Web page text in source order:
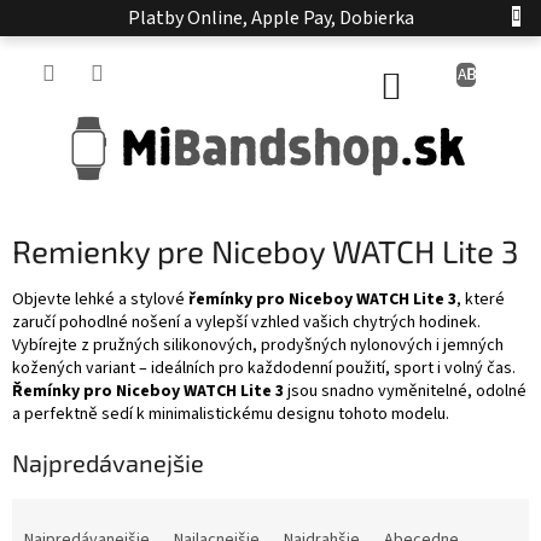
na
Platby Online, Apple Pay, Dobierka
NÁKUPNÝ
Remienky pre Niceboy WATCH Lite 3
Objevte lehké a stylové řemínky pro NiceboyWATCH Lite 3, které
zaručípohodlné nošenía vylepšívzhled vašich chytrých hodinek.
Vybírejte zpružných silikonových, prodyšných nylonových i jemných
kožených variant –ideálních pro každodennípoužití, sporti volnýčas.
Řemínky pro NiceboyWATCH Lite 3 jsou snadno vyměnitelné, odolné
a perfektně sedíkminimalistickému designu tohoto modelu.
Najpredávanejšie